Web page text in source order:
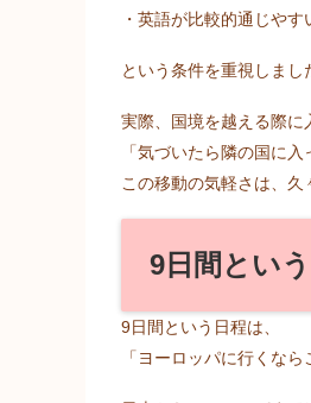
・英語が比較的通じやす
という条件を重視しまし
実際、国境を越える際
「気づいたら隣の国に
この移動の気軽さは、
9日間とい
9日間という日程は、
「ヨーロッパに行くな